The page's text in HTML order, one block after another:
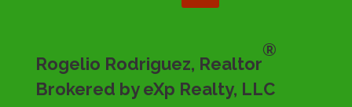
Rogelio Rodriguez, Realtor
®
Brokered by eXp Realty, LLC